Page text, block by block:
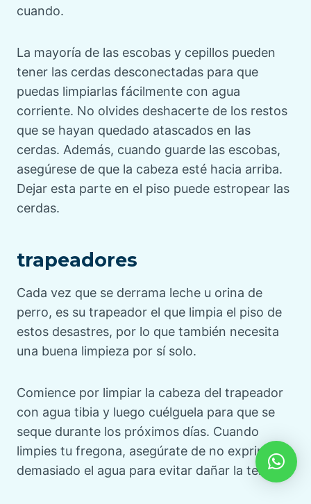
cuando.
La mayoría de las escobas y cepillos pueden
tener las cerdas desconectadas para que
puedas limpiarlas fácilmente con agua
corriente. No olvides deshacerte de los restos
que se hayan quedado atascados en las
cerdas. Además, cuando guarde las escobas,
asegúrese de que la cabeza esté hacia arriba.
Dejar esta parte en el piso puede estropear las
cerdas.
trapeadores
Cada vez que se derrama leche u orina de
perro, es su trapeador el que limpia el piso de
estos desastres, por lo que también necesita
una buena limpieza por sí solo.
Comience por limpiar la cabeza del trapeador
con agua tibia y luego cuélguela para que se
seque durante los próximos días. Cuando
limpies tu fregona, asegúrate de no exprimir
demasiado el agua para evitar dañar la tela.